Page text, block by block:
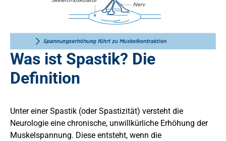
Was ist Spastik? Die
Definition
Unter einer Spastik (oder Spastizität) versteht die
Neurologie eine chronische, unwillkürliche Erhöhung der
Muskelspannung. Diese entsteht, wenn die